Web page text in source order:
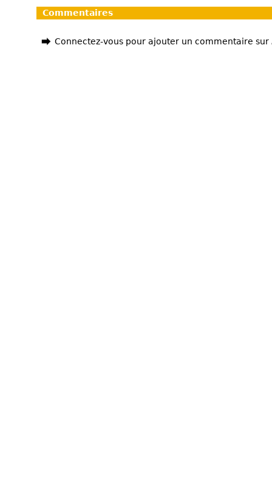
Commentaires
Connectez-vous pour ajouter un commentaire sur